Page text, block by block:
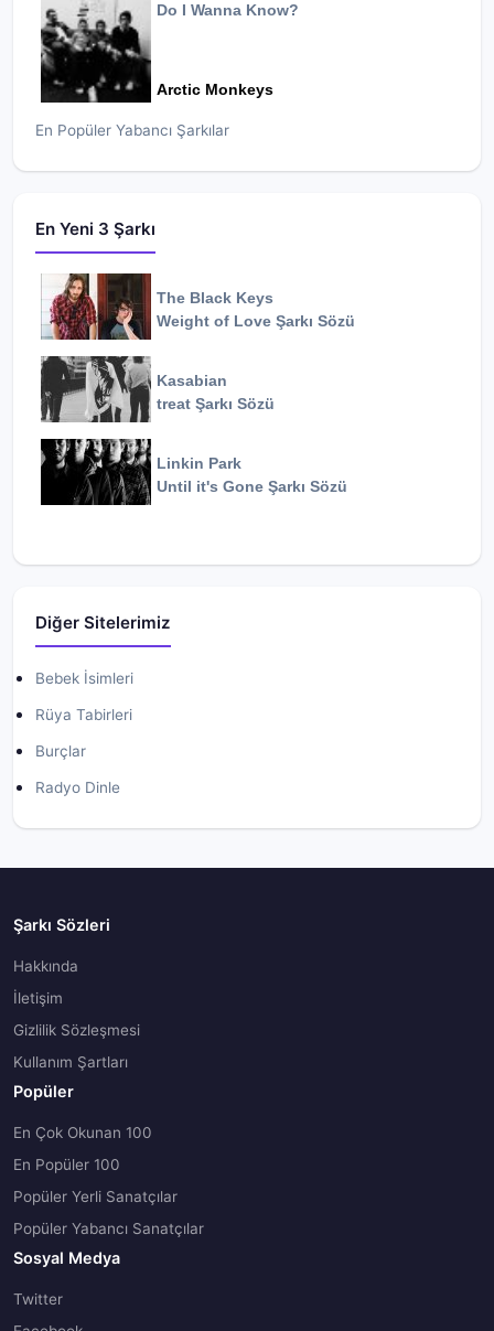
Do I Wanna Know?
Arctic Monkeys
En Popüler Yabancı Şarkılar
En Yeni 3 Şarkı
The Black Keys
Weight of Love Şarkı Sözü
Kasabian
treat Şarkı Sözü
Linkin Park
Until it's Gone Şarkı Sözü
Diğer Sitelerimiz
Bebek İsimleri
Rüya Tabirleri
Burçlar
Radyo Dinle
Şarkı Sözleri
Hakkında
İletişim
Gizlilik Sözleşmesi
Kullanım Şartları
Popüler
En Çok Okunan 100
En Popüler 100
Popüler Yerli Sanatçılar
Popüler Yabancı Sanatçılar
Sosyal Medya
Twitter